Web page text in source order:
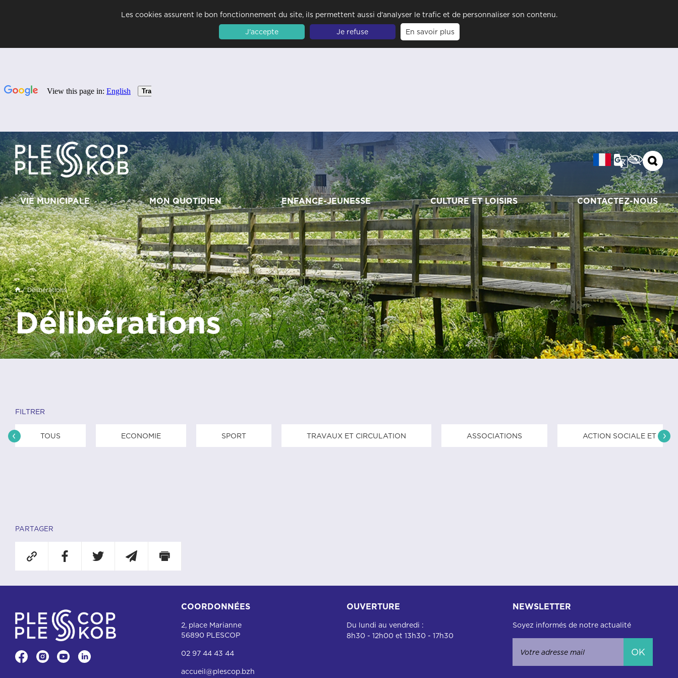
Les cookies assurent le bon fonctionnement du site, ils permettent aussi d'analyser le trafic et de personnaliser son contenu.
J'accepte
Je refuse En savoir plus
Confort +
VIE MUNICIPALE MON QUOTIDIEN ENFANCE-JEUNESSE CULTURE ET LOISIRS CONTACTEZ-NOUS
/ Délibérations
Délibérations
FILTRER
TOUS ECONOMIE SPORT TRAVAUX ET CIRCULATION ASSOCIATIONS ACTION SOCIALE ET
PARTAGER
COORDONNÉES
2, place Marianne
56890 PLESCOP
02 97 44 43 44
accueil@plescop.bzh
OUVERTURE
Du lundi au vendredi :
8h30 - 12h00 et 13h30 - 17h30
NEWSLETTER
Soyez informés de notre actualité
OK